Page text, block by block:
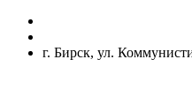
г. Бирск, ул.